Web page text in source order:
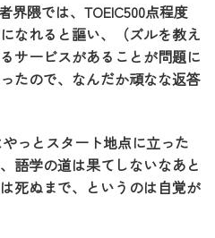
界隈では、TOEIC500点程度
なれると謳い、（ズルを教え
サービスがあることが問題に
たので、なんだか頑なな返答
っとスタート地点に立った
語学の道は果てしないなあと
死ぬまで、というのは自覚が